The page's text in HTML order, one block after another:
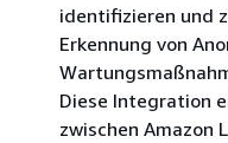
identifizieren und
Erkennung von
Diese Integration
zwischen Amazon